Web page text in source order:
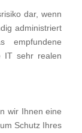
dar, wenn
administriert
empfundene
IT sehr realen
wir Ihneneine
Schutz Ihres